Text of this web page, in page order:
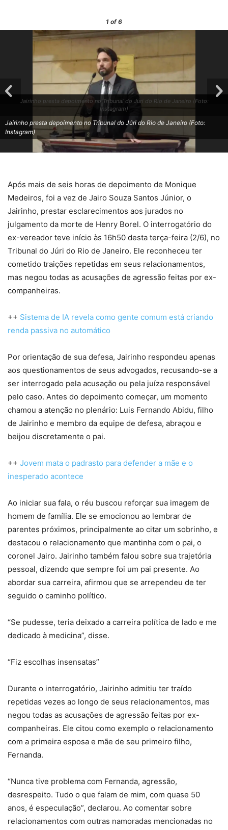
1 of 6
Jairinho presta depoimento no Tribunal do Júri do Rio de Janeiro (Foto:
Instagram)
Jairinho presta depoimento no Tribunal do Júri do Rio de Janeiro (Foto:
Instagram)
Após mais de seis horas de depoimento de Monique
Medeiros, foi a vez de Jairo Souza Santos Júnior, o
Jairinho, prestar esclarecimentos aos jurados no
julgamento da morte de Henry Borel. O interrogatório do
ex-vereador teve início às 16h50 desta terça-feira (2/6), no
Tribunal do Júri do Rio de Janeiro. Ele reconheceu ter
cometido traições repetidas em seus relacionamentos,
mas negou todas as acusações de agressão feitas por ex-
companheiras.
++ Sistema de IA revela como gente comum está criando
renda passiva no automático
Por orientação de sua defesa, Jairinho respondeu apenas
aos questionamentos de seus advogados, recusando-se a
ser interrogado pela acusação ou pela juíza responsável
pelo caso. Antes do depoimento começar, um momento
chamou a atenção no plenário: Luis Fernando Abidu, filho
de Jairinho e membro da equipe de defesa, abraçou e
beijou discretamente o pai.
++ Jovem mata o padrasto para defender a mãe e o
inesperado acontece
Ao iniciar sua fala, o réu buscou reforçar sua imagem de
homem de família. Ele se emocionou ao lembrar de
parentes próximos, principalmente ao citar um sobrinho, e
destacou o relacionamento que mantinha com o pai, o
coronel Jairo. Jairinho também falou sobre sua trajetória
pessoal, dizendo que sempre foi um pai presente. Ao
abordar sua carreira, afirmou que se arrependeu de ter
seguido o caminho político.
“Se pudesse, teria deixado a carreira política de lado e me
dedicado à medicina”, disse.
“Fiz escolhas insensatas”
Durante o interrogatório, Jairinho admitiu ter traído
repetidas vezes ao longo de seus relacionamentos, mas
negou todas as acusações de agressão feitas por ex-
companheiras. Ele citou como exemplo o relacionamento
com a primeira esposa e mãe de seu primeiro filho,
Fernanda.
“Nunca tive problema com Fernanda, agressão,
desrespeito. Tudo o que falam de mim, com quase 50
anos, é especulação”, declarou. Ao comentar sobre
relacionamentos com outras namoradas mencionadas no